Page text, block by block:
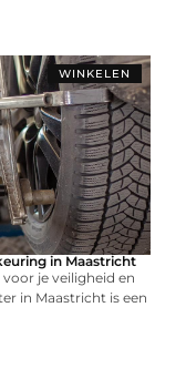
WINKELEN
in Maastricht
je veiligheid en
in Maastricht is een